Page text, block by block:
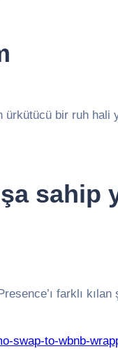
bir ruh
sahip
farklı
swap-to-wbnb-